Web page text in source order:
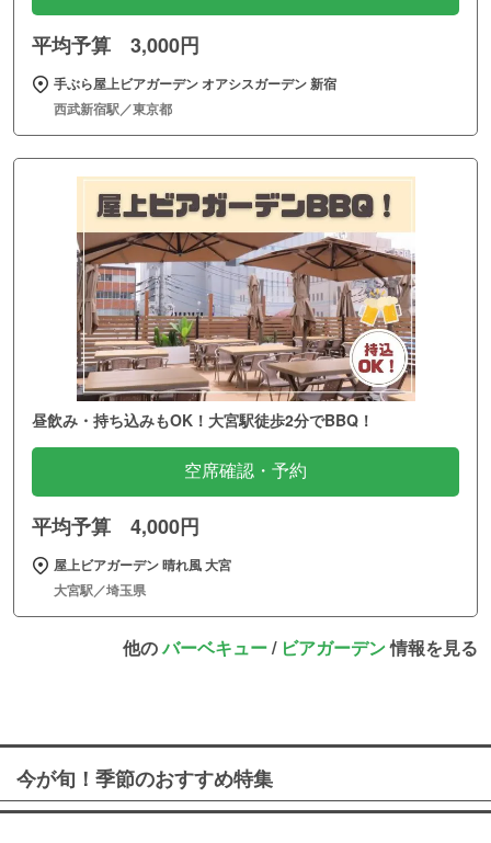
平均予算 3,000円
手ぶら屋上ビアガーデン オアシスガーデン 新宿
西武新宿駅／東京都
昼飲み・持ち込みもOK！大宮駅徒歩2分でBBQ！
空席確認・予約
平均予算 4,000円
屋上ビアガーデン 晴れ風 大宮
大宮駅／埼玉県
他のバーベキュー/ ビアガーデン情報を見る
今が旬！季節のおすすめ特集